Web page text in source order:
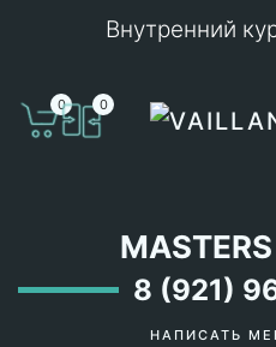
Внутренний
0 0
8 (921)
НАПИСАТЬ